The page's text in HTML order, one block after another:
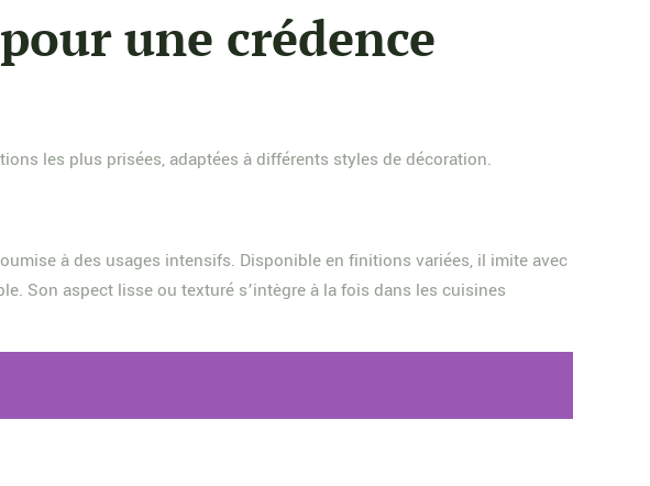
une crédence
les plus prisées, adaptées à différents styles de décoration.
à des usages intensifs. Disponible en finitions variées, il imite avec
Son aspect lisse ou texturé s’intègre à la fois dans les cuisines